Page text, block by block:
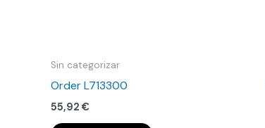
Sin categorizar
Order L713300
55,92 €